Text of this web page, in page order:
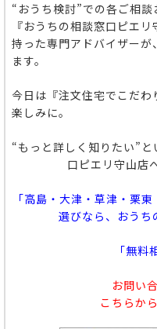
“おうち検討”での各ご相談
『おうちの相談窓口ピエ
持った専門アドバイザー
ます。
今日は『注文住宅でこだ
楽しみに。
“もっと詳しく知りたい”
口ピエリ守山店
「高島・大津・草津・栗
選びなら、おうち
「無料
お問い
こちらか